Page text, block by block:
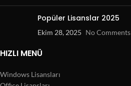
Popüler Lisanslar 2025
Ekim 28, 2025 No Comments
HIZLI MENÜ
Windows Lisansları